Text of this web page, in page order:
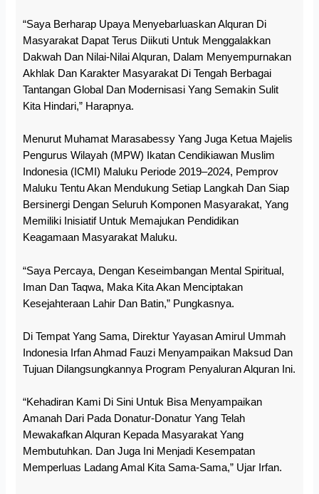
“Saya Berharap Upaya Menyebarluaskan Alquran Di
Masyarakat Dapat Terus Diikuti Untuk Menggalakkan
Dakwah Dan Nilai-Nilai Alquran, Dalam Menyempurnakan
Akhlak Dan Karakter Masyarakat Di Tengah Berbagai
Tantangan Global Dan Modernisasi Yang Semakin Sulit
Kita Hindari,” Harapnya.
Menurut Muhamat Marasabessy Yang Juga Ketua Majelis
Pengurus Wilayah (MPW) Ikatan Cendikiawan Muslim
Indonesia (ICMI) Maluku Periode 2019–2024, Pemprov
Maluku Tentu Akan Mendukung Setiap Langkah Dan Siap
Bersinergi Dengan Seluruh Komponen Masyarakat, Yang
Memiliki Inisiatif Untuk Memajukan Pendidikan
Keagamaan Masyarakat Maluku.
“Saya Percaya, Dengan Keseimbangan Mental Spiritual,
Iman Dan Taqwa, Maka Kita Akan Menciptakan
Kesejahteraan Lahir Dan Batin,” Pungkasnya.
Di Tempat Yang Sama, Direktur Yayasan Amirul Ummah
Indonesia Irfan Ahmad Fauzi Menyampaikan Maksud Dan
Tujuan Dilangsungkannya Program Penyaluran Alquran Ini.
“Kehadiran Kami Di Sini Untuk Bisa Menyampaikan
Amanah Dari Pada Donatur-Donatur Yang Telah
Mewakafkan Alquran Kepada Masyarakat Yang
Membutuhkan. Dan Juga Ini Menjadi Kesempatan
Memperluas Ladang Amal Kita Sama-Sama,” Ujar Irfan.